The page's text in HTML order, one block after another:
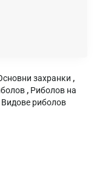
захранки ,
, Риболов на
Видове риболов